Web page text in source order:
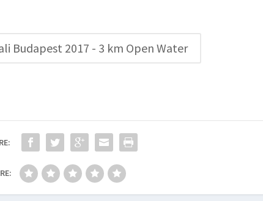
Budapest 2017 - 3 km Open Water